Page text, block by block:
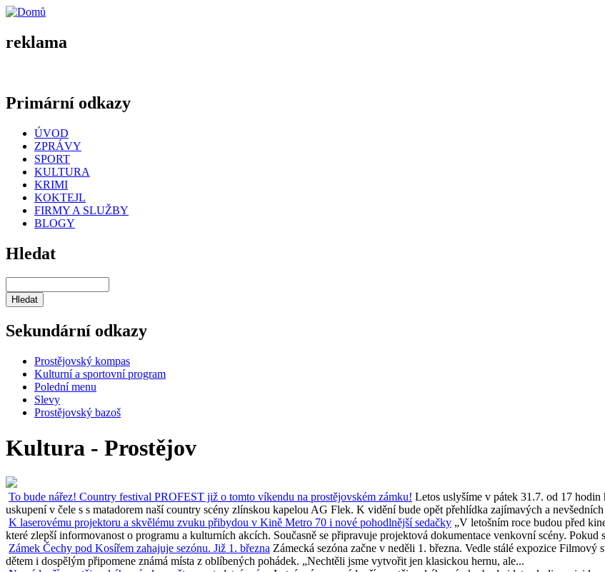
reklama
Primární odkazy
ÚVOD
ZPRÁVY
SPORT
KULTURA
KRIMI
KOKTEJL
FIRMY A SLUŽBY
BLOGY
Hledat
Sekundární odkazy
Prostějovský kompas
Kulturní a sportovní program
Polední menu
Slevy
Prostějovský bazoš
Kultura - Prostějov
To bude nářez! Country festival PROFEST již o tomto víkendu na prostějovském zámku! Letos uslyšíme v pátek 31.7. od 17
uskupení v čele s s matadorem naší country scény zlínskou kapelou AG Flek. K vidění bude opět přehlídka zajímavých a
K laserovému projektoru a skvělému zvuku přibydou v Kině Metro 70 i nové pohodlnější sedačky „V letošním roce budou před
které zlepší informovanost o programu a kulturních akcích. Současně se připravuje projektová dokumentace venkovní scény.
Zámek Čechy pod Kosířem zahajuje sezónu. Již 1. března Zámecká sezóna začne v neděli 1. března. Vedle stálé expozice
dětem i dospělým připomene známá místa z oblíbených pohádek. „Nechtěli jsme vytvořit jen klasickou hernu, ale...